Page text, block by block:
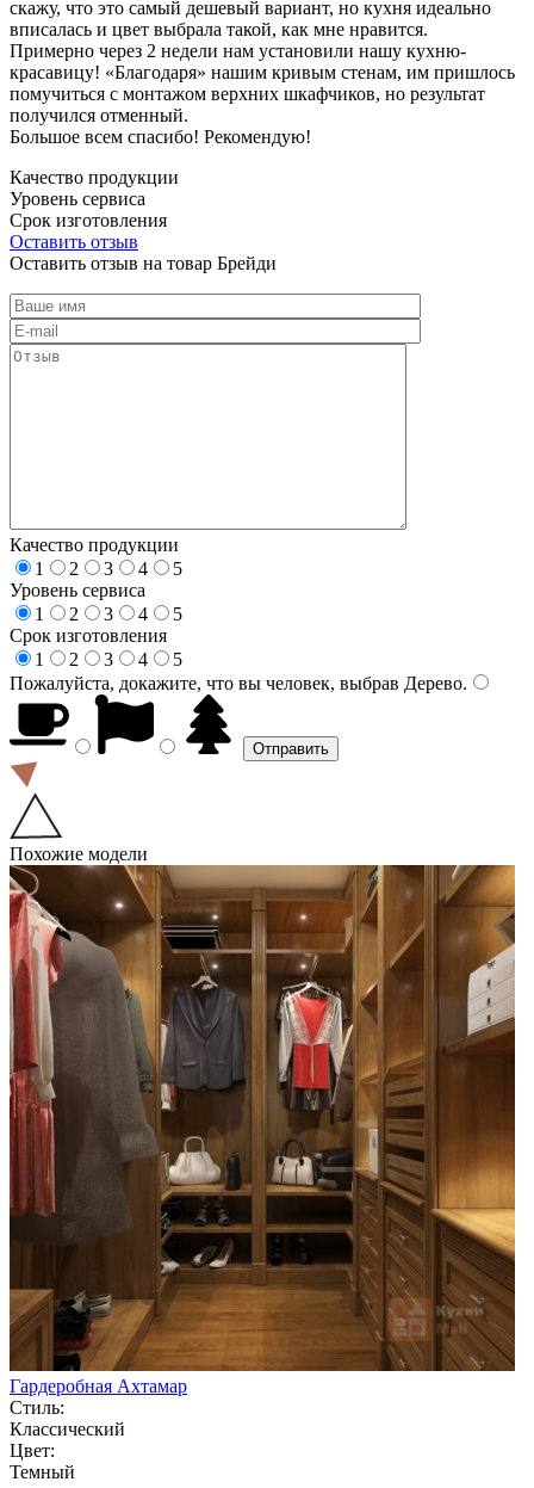
скажу, что это самый дешевый вариант, но кухня идеально
вписалась и цвет выбрала такой, как мне нравится.
Примерно через 2 недели нам установили нашу кухню-
красавицу! «Благодаря» нашим кривым стенам, им пришлось
помучиться с монтажом верхних шкафчиков, но результат
получился отменный.
Большое всем спасибо! Рекомендую!
Качество продукции
Уровень сервиса
Срок изготовления
Оставить отзыв
Оставить отзыв на товар Брейди
Качество продукции
1
2 3 4
5
Уровень сервиса
1
2 3 4
5
Срок изготовления
1
2 3 4
5
Пожалуйста, докажите, что вы человек, выбрав Дерево.
Похожие модели
Гардеробная Ахтамар
Стиль:
Классический
Цвет:
Темный